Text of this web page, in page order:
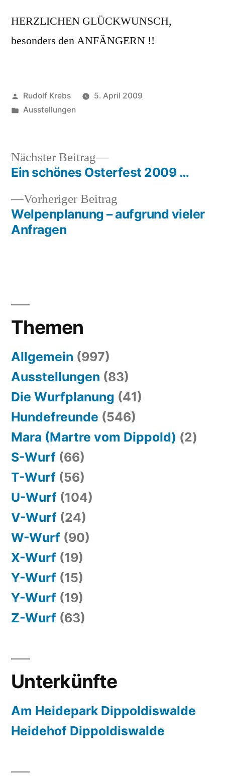
HERZLICHEN GLÜCKWUNSCH,
besonders den ANFÄNGERN !!
Veröffentlicht
von
Rudolf Krebs
5. April 2009
Veröffentlicht
Ausstellungen
Beitragsnavigation
Vorheriger Beitrag
Beitrag:
Welpenplanung – aufgrund vieler
Anfragen
Nächster Beitrag
Nächster
Beitrag:
Ein schönes Osterfest 2009 …
Themen
Allgemein (997)
Ausstellungen (83)
Die Wurfplanung (41)
Hundefreunde (546)
Mara (Martre vom Dippold) (2)
S-Wurf (66)
T-Wurf (56)
U-Wurf (104)
V-Wurf (24)
W-Wurf (90)
X-Wurf (19)
Y-Wurf (15)
Y-Wurf (19)
Z-Wurf (63)
Unterkünfte
Am Heidepark Dippoldiswalde
Heidehof Dippoldiswalde